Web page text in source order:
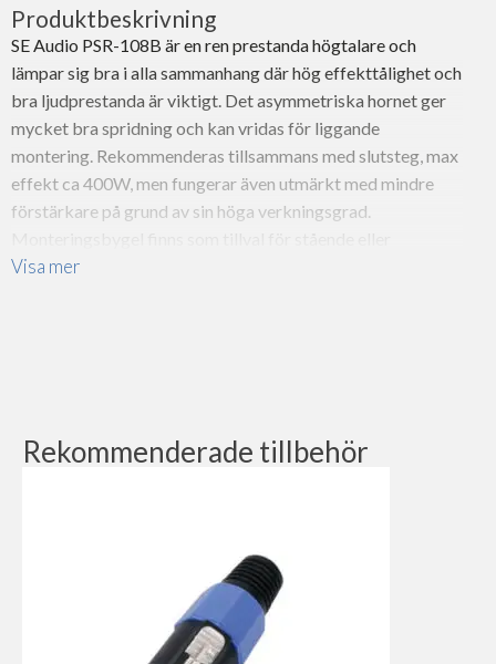
Produktbeskrivning
SE Audio PSR-108B är en ren prestanda högtalare och
lämpar sig bra i alla sammanhang där hög effekttålighet och
bra ljudprestanda är viktigt. Det asymmetriska hornet ger
mycket bra spridning och kan vridas för liggande
montering. Rekommenderas tillsammans med slutsteg, max
effekt ca 400W, men fungerar även utmärkt med mindre
förstärkare på grund av sin höga verkningsgrad.
liggande montering.
Visa mer
Rekommenderade tillbehör